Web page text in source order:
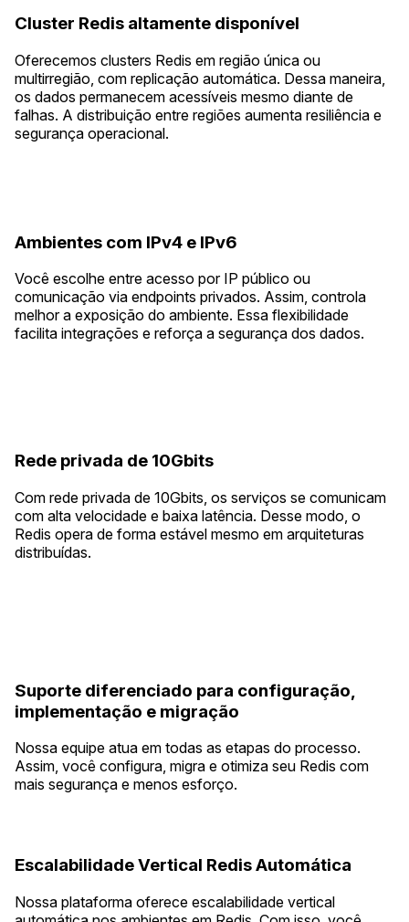
Cluster Redis altamente disponível
Oferecemos clusters Redis em região única ou
multirregião, com replicação automática. Dessa maneira,
os dados permanecem acessíveis mesmo diante de
falhas. A distribuição entre regiões aumenta resiliência e
segurança operacional.
Ambientes com IPv4 e IPv6
Você escolhe entre acesso por IP público ou
comunicação via endpoints privados. Assim, controla
melhor a exposição do ambiente. Essa flexibilidade
facilita integrações e reforça a segurança dos dados.
Rede privada de 10Gbits
Com rede privada de 10Gbits, os serviços se comunicam
com alta velocidade e baixa latência. Desse modo, o
Redis opera de forma estável mesmo em arquiteturas
distribuídas.
Suporte diferenciado para configuração,
implementação e migração
Nossa equipe atua em todas as etapas do processo.
Assim, você configura, migra e otimiza seu Redis com
mais segurança e menos esforço.
Escalabilidade Vertical Redis Automática
Nossa plataforma oferece escalabilidade vertical